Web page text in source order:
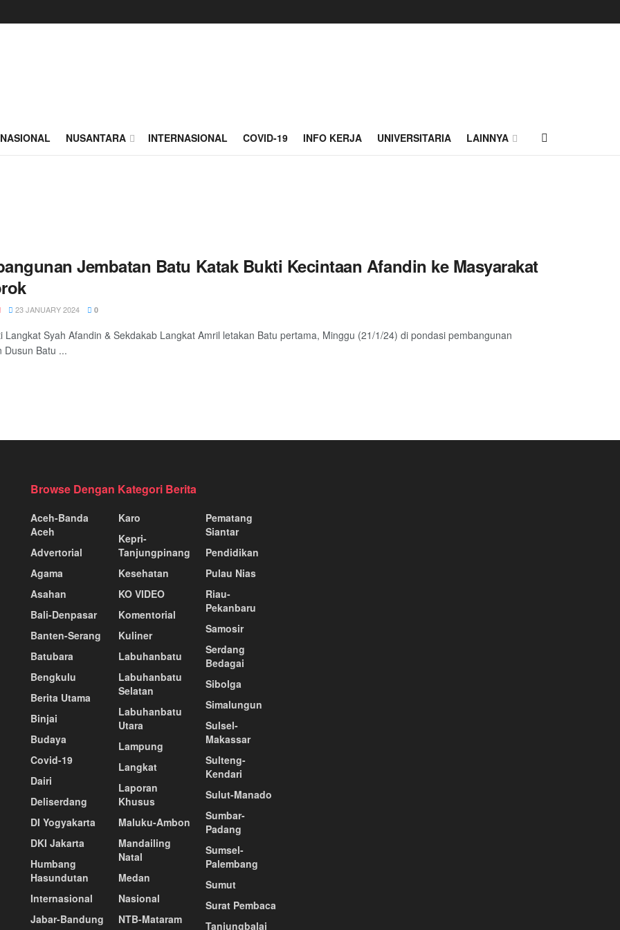
NASIONAL NUSANTARA INTERNASIONAL COVID-19 INFO KERJA UNIVERSITARIA LAINNYA
Jembatan Batu Katak Bukti Kecintaan Afandin ke Masyarakat
23 JANUARY 2024 0
Langkat Syah Afandin & Sekdakab Langkat Amril letakan Batu pertama, Minggu (21/1/24) di pondasi pembangunan
Dusun Batu ...
Browse Dengan Kategori Berita
Aceh-Banda
Aceh
Advertorial
Agama
Asahan
Bali-Denpasar
Banten-Serang
Batubara
Bengkulu
Berita Utama
Binjai
Budaya
Covid-19
Dairi
Deliserdang
DI Yogyakarta
DKI Jakarta
Humbang
Hasundutan
Internasional
Jabar-Bandung
Karo
Kepri-
Tanjungpinang
Kesehatan
KO VIDEO
Komentorial
Kuliner
Labuhanbatu
Labuhanbatu
Selatan
Labuhanbatu
Utara
Lampung
Langkat
Laporan
Khusus
Maluku-Ambon
Mandailing
Natal
Medan
Nasional
NTB-Mataram
Pematang
Siantar
Pendidikan
Pulau Nias
Riau-
Pekanbaru
Samosir
Serdang
Bedagai
Sibolga
Simalungun
Sulsel-
Makassar
Sulteng-
Kendari
Sulut-Manado
Sumbar-
Padang
Sumsel-
Palembang
Sumut
Surat Pembaca
Tanjungbalai